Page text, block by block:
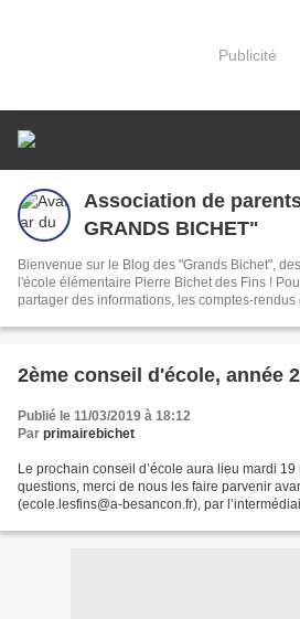
Publicité
Association de parents
GRANDS BICHET"
Bienvenue sur le Blog des "Grands Bichet",
l'école élémentaire Pierre Bichet des Fins ! Pour permettre à tous de
partager des informations, les comptes-
2ème conseil d'école, année
Publié le 11/03/2019 à 18:12
Par primairebichet
Le prochain conseil d’école aura lieu mardi
questions, merci de nous les faire parvenir
(ecole.lesfins@a-besancon.fr), par